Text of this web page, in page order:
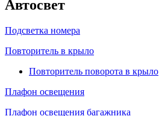
Автосвет
Подсветка номера
Повторитель в крыло
Повторитель поворота в крыло
Плафон освещения
Плафон освещения багажника